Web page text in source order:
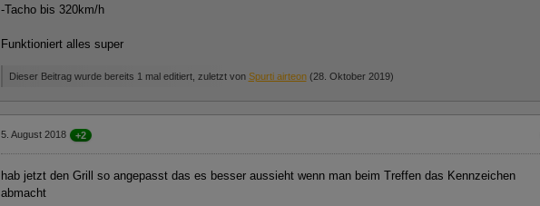
-Tacho bis 320km/h
Funktioniert alles super
Dieser Beitrag wurde bereits 1 mal editiert, zuletzt von Spurti airteon(28. Oktober 2019)
5. August 2018 +2
hab jetzt den Grill so angepasst das es besser aussieht wenn man beim Treffen das Kennzeichen
abmacht